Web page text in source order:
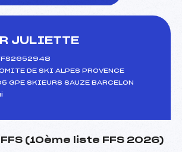
JULIETTE
DE SKI ALPES PROVENCE
GPE SKIEURS SAUZE BARCELON
(10ème liste FFS 2026)